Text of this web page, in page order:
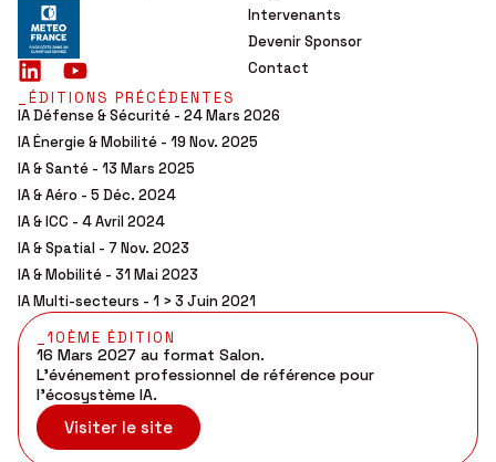
Intervenants
Devenir Sponsor
Contact
_ÉDITIONS PRÉCÉDENTES
IA Défense & Sécurité - 24 Mars 2026
IA Énergie & Mobilité - 19 Nov. 2025
IA & Santé - 13 Mars 2025
IA & Aéro - 5 Déc. 2024
IA & ICC - 4 Avril 2024
IA & Spatial - 7 Nov. 2023
IA & Mobilité - 31 Mai 2023
IA Multi-secteurs - 1 > 3 Juin 2021
_10ÈME ÉDITION
16 Mars 2027 au format Salon.
L’événement professionnel de référence pour
l’écosystème IA.
Visiter le site